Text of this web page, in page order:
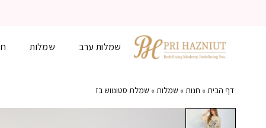
שמלות ערב שמלות
דף הבית» חנות» שמלות» שמלת סטונווש בז